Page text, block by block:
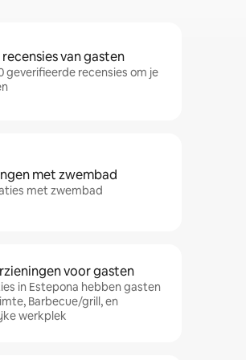
van gasten
geverifieerde recensies om je
met zwembad
met zwembad
voor gasten
in Estepona hebben gasten
Barbecue/grill, en
werkplek